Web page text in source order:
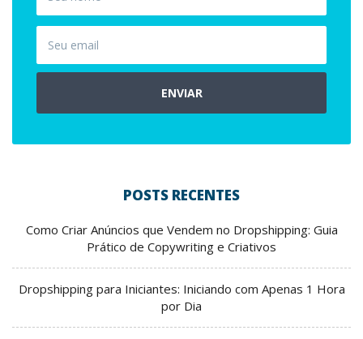
ENVIAR
POSTS RECENTES
Como Criar Anúncios que Vendem no Dropshipping: Guia
Prático de Copywriting e Criativos
Dropshipping para Iniciantes: Iniciando com Apenas 1 Hora
por Dia